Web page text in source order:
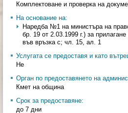
Комплектоване и проверка на
На основание на:
Наредба №1 на министъра на
бр. 19 от 2.03.1999 г.) за
във връзка с; чл. 15, ал. 1
Услугата се предоставя и като
Не
Орган по предоставянето на
Кмет на община
Срок за предоставяне:
до 7 дни